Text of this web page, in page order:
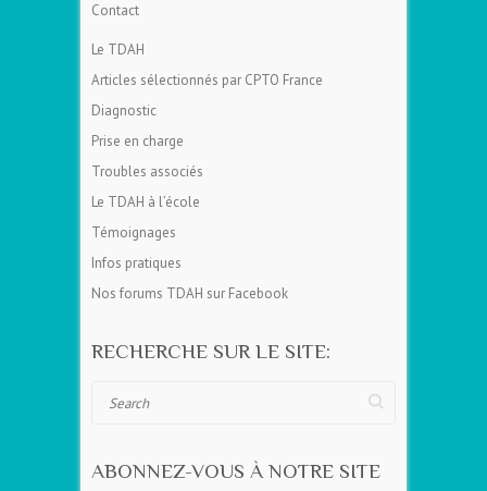
Contact
Le TDAH
Articles sélectionnés par CPTO France
Diagnostic
Prise en charge
Troubles associés
Le TDAH à l’école
Témoignages
Infos pratiques
Nos forums TDAH sur Facebook
RECHERCHE SUR LE SITE:
ABONNEZ-VOUS À NOTRE SITE